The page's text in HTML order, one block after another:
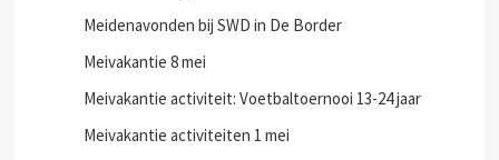
Meidenavonden bij SWD in De Border
Meivakantie 8 mei
Meivakantie activiteit: Voetbaltoernooi 13-24 jaar
Meivakantie activiteiten 1 mei